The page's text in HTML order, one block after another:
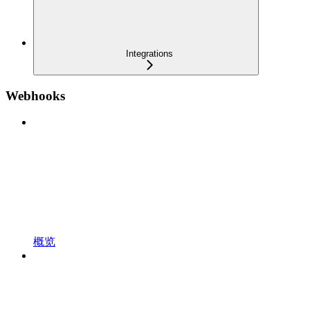
Integrations
Webhooks
概览